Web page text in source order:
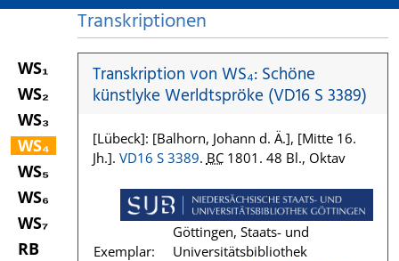
WS₁
WS₂
WS₃
WS₄
WS₅
WS₆
WS₇
RB
Transkriptionen
Transkription von WS₄: Schöne
künstlyke Werldtspröke (VD16 S 3389)
[Lübeck]: [Balhorn, Johann d. Ä.], [Mitte 16.
Jh.]. VD16 S 3389. BC1801. 48 Bl., Oktav
Exemplar:
Göttingen, Staats- und
Universitätsbibliothek